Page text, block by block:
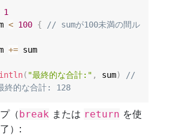
1
< 100 {
// sumが100未満の間ル
+=
( "最終的な合計:" , sum)
//
終的な合計: 128
（break または return を使
）: